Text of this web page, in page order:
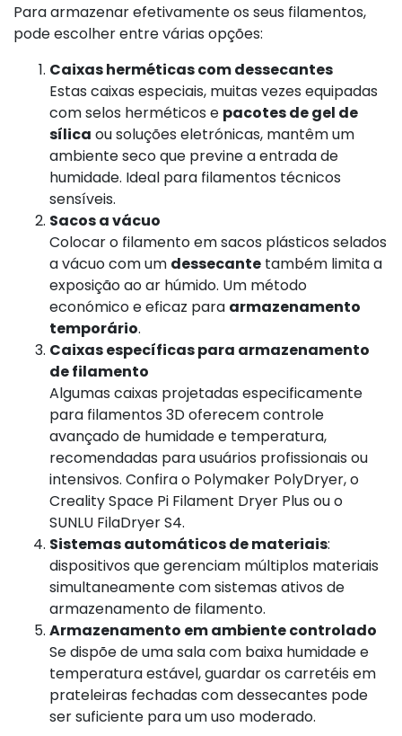
Para armazenar efetivamente os seus filamentos,
pode escolher entre várias opções:
Caixas herméticas com dessecantes
Estas caixas especiais, muitas vezes equipadas
com selos herméticos e pacotes de gel de
sílica ou soluções eletrónicas, mantêm um
ambiente seco que previne a entrada de
humidade. Ideal para filamentos técnicos
sensíveis.
Sacos a vácuo
Colocar o filamento em sacos plásticos selados
a vácuo com um dessecante também limita a
exposição ao ar húmido. Um método
económico e eficaz para armazenamento
temporário.
Caixas específicas para armazenamento
de filamento
Algumas caixas projetadas especificamente
para filamentos 3D oferecem controle
avançado de humidade e temperatura,
recomendadas para usuários profissionais ou
intensivos. Confira o Polymaker PolyDryer, o
Creality Space Pi Filament Dryer Plus ou o
SUNLU FilaDryer S4.
Sistemas automáticos de materiais:
dispositivos que gerenciam múltiplos materiais
simultaneamente com sistemas ativos de
armazenamento de filamento.
Armazenamento em ambiente controlado
Se dispõe de uma sala com baixa humidade e
temperatura estável, guardar os carretéis em
prateleiras fechadas com dessecantes pode
ser suficiente para um uso moderado.